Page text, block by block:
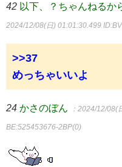
42 以下、？ちゃんねるか
2024/12/08(日) 01:01:30.499
>>37
めっちゃいいよ
24 かさのぼん ：2024/12/08(
BE:525453676-2BP(0)